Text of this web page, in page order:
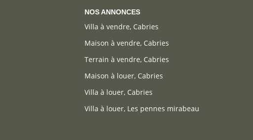
NOS ANNONCES
Villa à vendre, Cabries
Maison à vendre, Cabries
Terrain à vendre, Cabries
Maison à louer, Cabries
Villa à louer, Cabries
Villa à louer, Les pennes mirabeau